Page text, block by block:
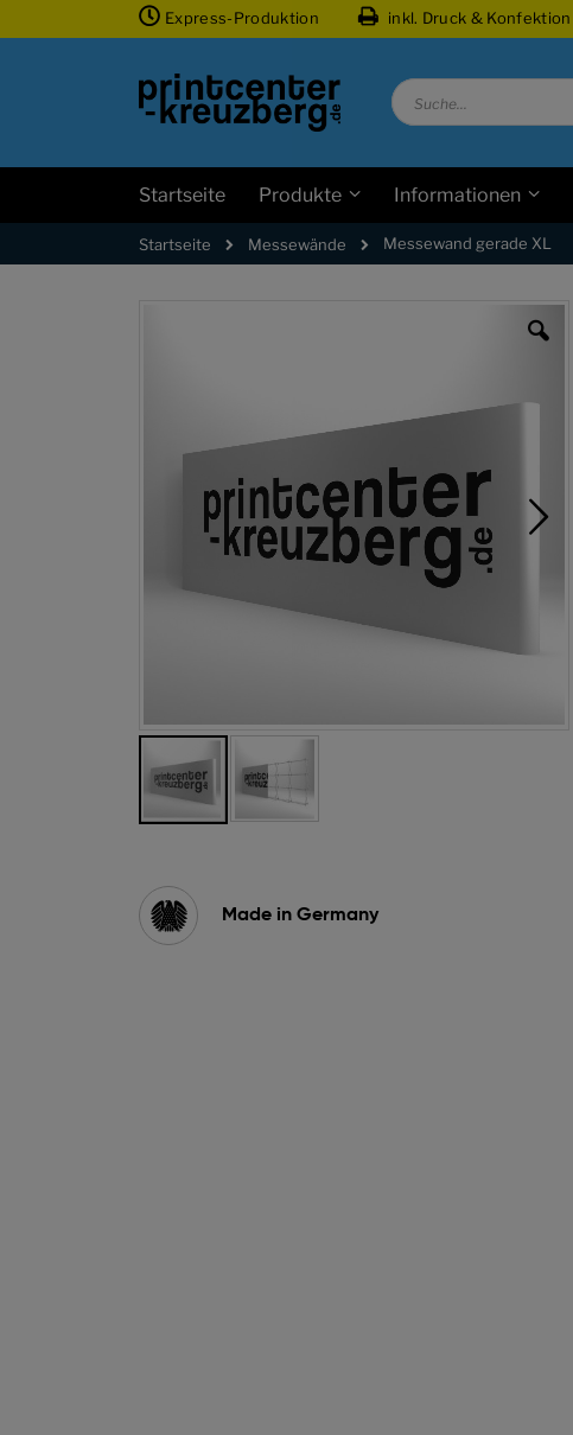
Zum
Inhalt
Express-Produktion inkl. Druck & Konfektion
Suche
Startseite Produkte Informationen
Startseite Messewände Messewand gerade XL
Bildgalerie
springen
Made in Germany